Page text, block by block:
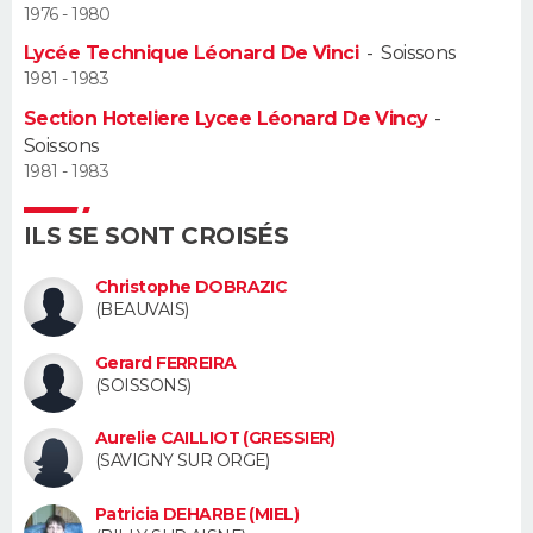
Alimentation
Guide de la santé
Maladies
Médicaments
Sommeil
VOYAGE
PHOTO
GUIDES D'ACHAT
CARTE DE VOEUX
Carte de Noël
Carte Bonne année
Carte Saint-Valentin
Carte Pâques
Carte d'anniversaire
DICTIONNAIRE
Dictionnaire
Biographies
Citations
Expressions
Proverbes
PROGRAMME TV
COPAINS D'AVANT
S'inscrire
Se connecter
Lycées
Collèges
Primaires
Universités
Entreprises
Service militaire
Avis de recherche
1976 - 1980
Lycée Technique Léonard De Vinci-Soissons
1981 - 1983
Section Hoteliere Lycee Léonard De Vincy-
Soissons
1981 - 1983
ILS SE SONT CROISÉS
Christophe DOBRAZIC
(BEAUVAIS)
Gerard FERREIRA
(SOISSONS)
Aurelie CAILLIOT (GRESSIER)
(SAVIGNY SUR ORGE)
Patricia DEHARBE (MIEL)